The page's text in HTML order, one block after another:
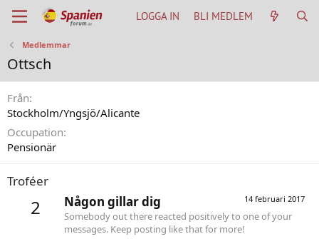
LOGGA IN BLI MEDLEM
Medlemmar
Ottsch
Från
Stockholm/Yngsjö/Alicante
Occupation
Pensionär
Troféer
2 14 februari 2017
Någon gillar dig
Somebody out there reacted positively to one of your
messages. Keep posting like that for more!